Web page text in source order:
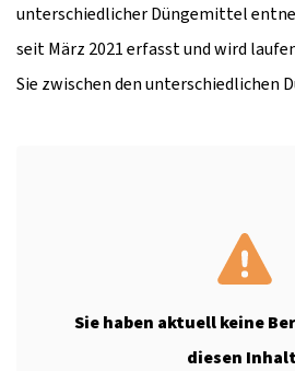
unterschiedlicher Düngemittel
seit März 2021 erfasst und wird
Sie zwischen den unterschiedlichen
Sie haben aktuell keine
diesen